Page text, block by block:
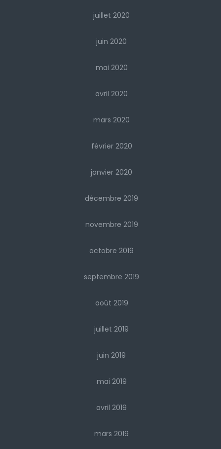
juillet 2020
juin 2020
mai 2020
avril 2020
mars 2020
février 2020
janvier 2020
décembre 2019
novembre 2019
octobre 2019
septembre 2019
août 2019
juillet 2019
juin 2019
mai 2019
avril 2019
mars 2019